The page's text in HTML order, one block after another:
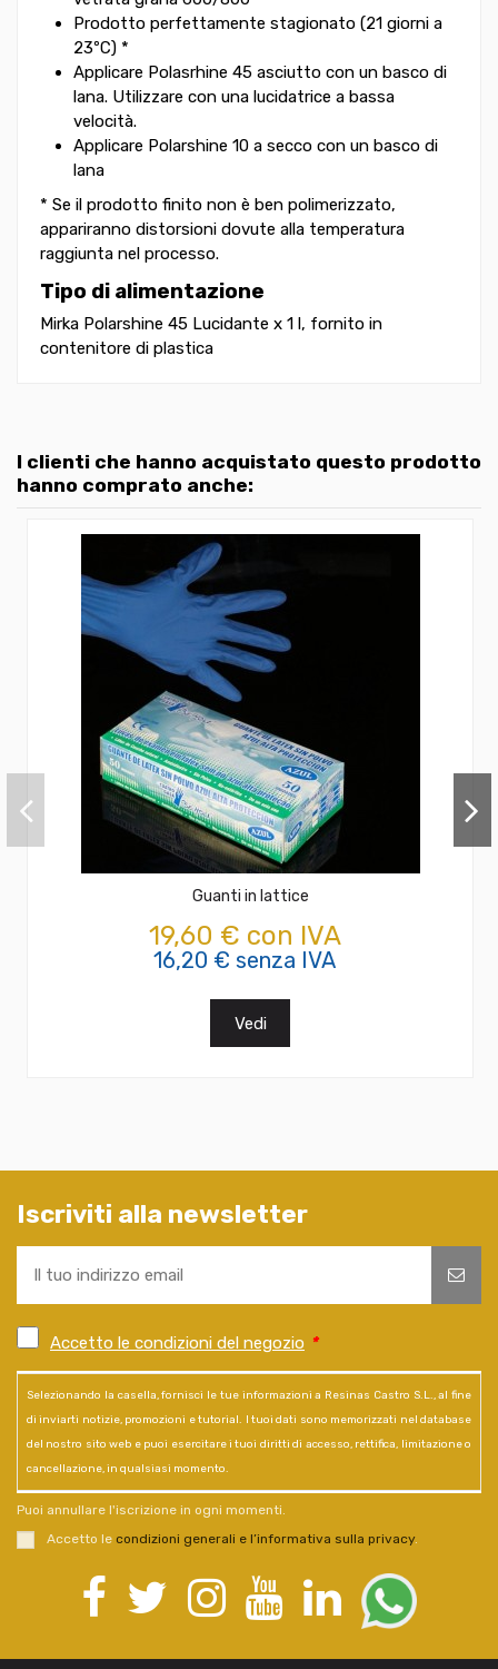
Prodotto perfettamente stagionato (21 giorni a
23ºC) *
Applicare Polasrhine 45 asciutto con un basco di
lana. Utilizzare con una lucidatrice a bassa
velocità.
Applicare Polarshine 10 a secco con un basco di
lana
* Se il prodotto finito non è ben polimerizzato,
appariranno distorsioni dovute alla temperatura
raggiunta nel processo.
Tipo di alimentazione
Mirka Polarshine 45 Lucidante x 1 l, fornito in
contenitore di plastica
I clienti che hanno acquistato questo prodotto
hanno comprato anche:
Guanti in lattice
19,60 € con IVA
16,20 € senza IVA
Vedi
Iscriviti alla newsletter
Accetto le condizioni del negozio *
Selezionando la casella, fornisci le tue informazioni a Resinas Castro S.L., al fine
di inviarti notizie, promozioni e tutorial. I tuoi dati sono memorizzati nel database
del nostro sito web e puoi esercitare i tuoi diritti di accesso, rettifica, limitazione o
cancellazione, in qualsiasi momento.
Puoi annullare l'iscrizione in ogni momenti.
Accetto le condizioni generali e l’informativa sulla privacy.